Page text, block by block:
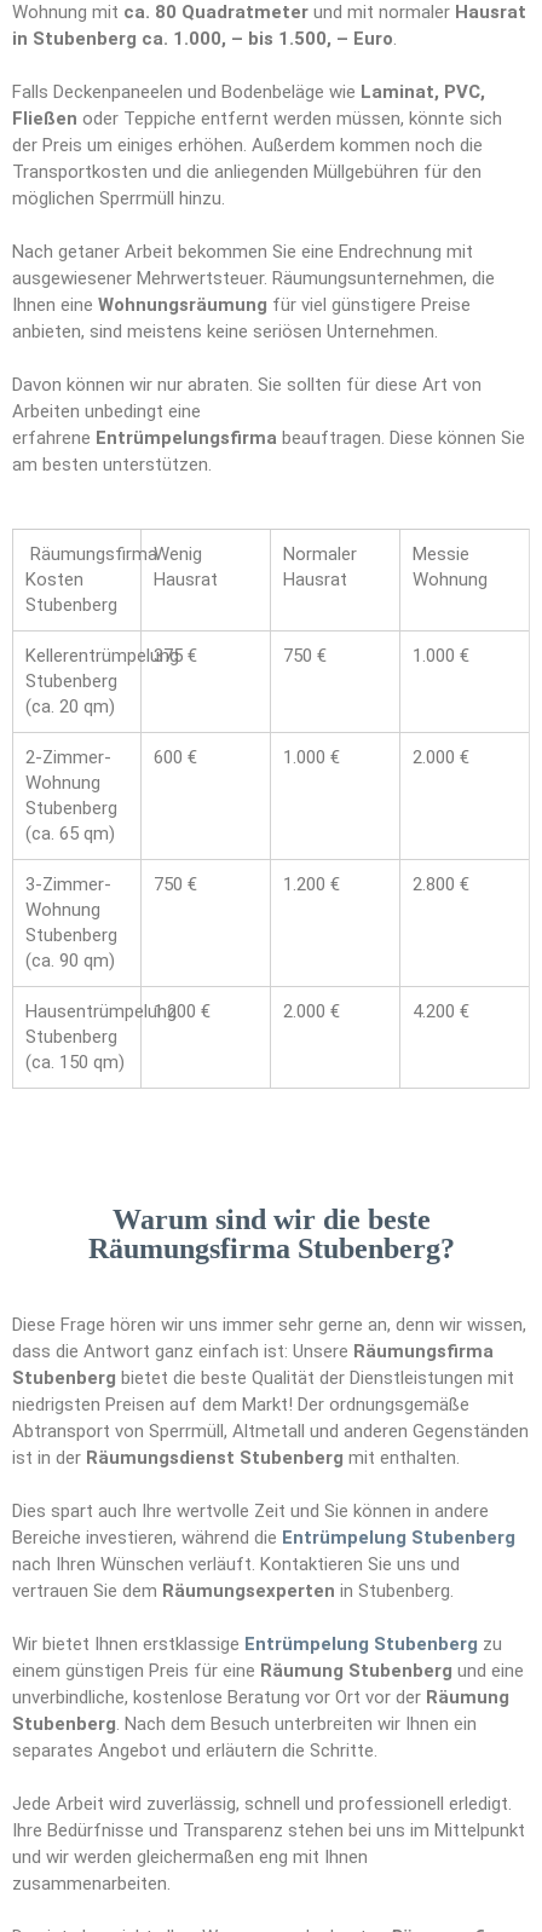
Wohnung mit ca. 80 Quadratmeter und mit normaler Hausrat
in Stubenberg ca. 1.000, – bis 1.500, – Euro.
Falls Deckenpaneelen und Bodenbeläge wie Laminat, PVC,
Fließen oder Teppiche entfernt werden müssen, könnte sich
der Preis um einiges erhöhen. Außerdem kommen noch die
Transportkosten und die anliegenden Müllgebühren für den
möglichen Sperrmüll hinzu.
Nach getaner Arbeit bekommen Sie eine Endrechnung mit
ausgewiesener Mehrwertsteuer. Räumungsunternehmen, die
Ihnen eine Wohnungsräumung für viel günstigere Preise
anbieten, sind meistens keine seriösen Unternehmen.
Davon können wir nur abraten. Sie sollten für diese Art von
Arbeiten unbedingt eine
erfahrene Entrümpelungsfirma beauftragen. Diese können Sie
am besten unterstützen.
Räumungsfirma
Kosten
Stubenberg
Wenig
Hausrat
Normaler
Hausrat
Messie
Wohnung
Kellerentrümpelung
Stubenberg
(ca. 20 qm)
375 € 750 € 1.000 €
2-Zimmer-
Wohnung
Stubenberg
(ca. 65 qm)
600 € 1.000 € 2.000 €
3-Zimmer-
Wohnung
Stubenberg
(ca. 90 qm)
750 € 1.200 € 2.800 €
Hausentrümpelung
Stubenberg
(ca. 150 qm)
1.200 € 2.000 € 4.200 €
Warum sind wir die beste
Räumungsfirma Stubenberg?
Diese Frage hören wir uns immer sehr gerne an, denn wir wissen,
dass die Antwort ganz einfach ist: Unsere Räumungsfirma
Stubenberg bietet die beste Qualität der Dienstleistungen mit
niedrigsten Preisen auf dem Markt! Der ordnungsgemäße
Abtransport von Sperrmüll, Altmetall und anderen Gegenständen
ist in der Räumungsdienst Stubenberg mit enthalten.
Dies spart auch Ihre wertvolle Zeit und Sie können in andere
Bereiche investieren, während die Entrümpelung Stubenberg
nach Ihren Wünschen verläuft. Kontaktieren Sie uns und
vertrauen Sie dem Räumungsexperten in Stubenberg.
Wir bietet Ihnen erstklassige Entrümpelung Stubenberg zu
einem günstigen Preis für eine Räumung Stubenberg und eine
unverbindliche, kostenlose Beratung vor Ort vor der Räumung
Stubenberg. Nach dem Besuch unterbreiten wir Ihnen ein
separates Angebot und erläutern die Schritte.
Jede Arbeit wird zuverlässig, schnell und professionell erledigt.
Ihre Bedürfnisse und Transparenz stehen bei uns im Mittelpunkt
und wir werden gleichermaßen eng mit Ihnen
zusammenarbeiten.